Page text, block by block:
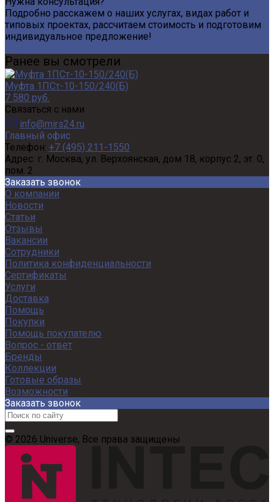
Подробно расскажем о наших услугах, видах работ и
типовых проектах, рассчитаем стоимость и подготовим
индивидуальное предложение!
Ранее вы смотрели
Муфта 1ПСт-10-150/240(Б)
7 580 руб.
Связаться с нами
info@mirs24.ru
Главный офис
Телефон: +7 (495) 211-1550
Адрес: г. Москва, ул. Верхоянская, дом 18, корпус 2, эт. 0,
пом. 2
Заказать звонок
О компании
Новости
Статьи
Отзывы
Вакансии
Сотрудники
Политика конфиденциальности
Сертификаты
Услуги
Доставка
Помощь
Покупки
Помощь покупателю
Вопрос - ответ
Бренды
Коллекции
Готовые образы
Возможности
Заказать звонок
© 2026 Universe, Все права защищены